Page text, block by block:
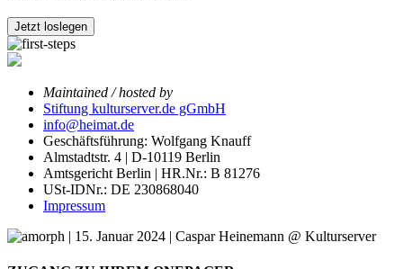
Jetzt loslegen
Maintained / hosted by
Stiftung kulturserver.de gGmbH
info@heimat.de
Geschäftsführung: Wolfgang Knauff
Almstadtstr. 4 | D-10119 Berlin
Amtsgericht Berlin | HR.Nr.: B 81276
USt-IDNr.: DE 230868040
Impressum